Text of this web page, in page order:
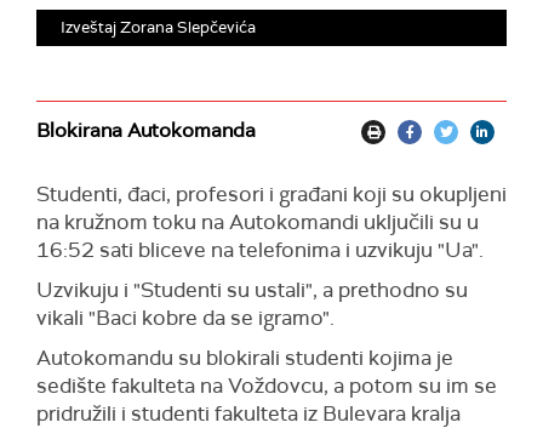
protestima i blokadama", navodi seu saopštenju
objavljenom na internet straniciPoljoprivrednog
studente UB kao i celokupnu akademsku
"Od nadležnih državnih organa zahtevamo hitno i
dosledno sprovođenje zakona u svim
slučajevima napada na studente", zaključuje se u
saopštenju.
Izveštaj Zorana Slepčevića
Blokirana Autokomanda
Studenti, đaci, profesori i građani koji su okupljeni
na kružnom toku na Autokomandi uključili su u
16:52 sati bliceve na telefonima i uzvikuju "Ua".
Uzvikuju i "Studenti su ustali", a prethodno su
vikali "Baci kobre da se igramo".
Autokomandu su blokirali studenti kojima je
sedište fakulteta na Voždovcu, a potom su im se
pridružili i studenti fakulteta iz Bulevara kralja